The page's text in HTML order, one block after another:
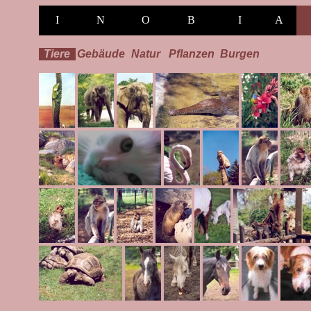
I N O B I A
Tiere Gebäude Natur Pflanzen Burgen